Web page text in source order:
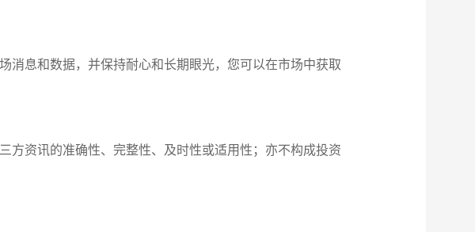
消息和数据，并保持耐心和长期眼光，您可以在市场中获取
方资讯的准确性、完整性、及时性或适用性；亦不构成投资